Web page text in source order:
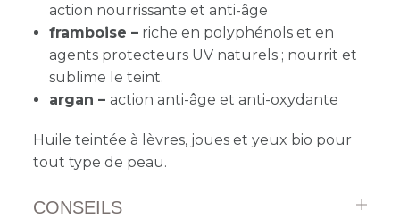
action nourrissante et anti-âge
framboise – riche en polyphénols et en
agents protecteurs UV naturels ; nourrit et
sublime le teint.
argan – action anti-âge et anti-oxydante
Huile teintée à lèvres, joues et yeux bio pour
tout type de peau.
CONSEILS